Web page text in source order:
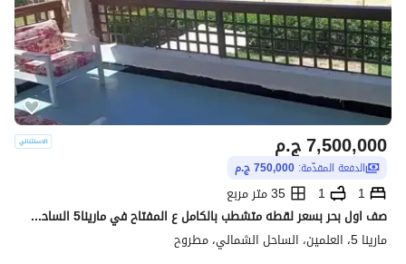
ج.م7,500,000
الدفعة المقدّمة: 750,000 ج.م
1
1
35 متر مربع
صف اول بحر بسعر لقطه متشطب بالكامل ع المفتاح في مارينا5 الساحل الشمالي قبل لسان الوزراء marina5 بجوار فندق Rixos دقائق من مراسي
مارينا 5، العلمين، الساحل الشمالي، مطروح